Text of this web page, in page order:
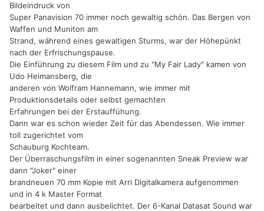
Bildeindruck von
Super Panavision 70 immer noch gewaltig schön. Das Bergen von
Waffen und Muniton am
Strand, während eines gewaltigen Sturms, war der Höhepünkt
nach der Erfrischungspause.
Die Einführung zu diesem Film und zu "My Fair Lady" kamen von
Udo Heimansberg, die
anderen von Wolfram Hannemann, wie immer mit
Produktionsdetails oder selbst gemachten
Erfahrungen bei der Erstauffühung.
Dann war es schon wieder Zeit für das Abendessen. Wie immer
toll zugerichtet vom
Schauburg Kochteam.
Der Überraschungsfilm in einer sogenannten Sneak Preview war
dann "Joker" einer
brandneuen 70 mm Kopie mit Arri Digitalkamera aufgenommen
und in 4 k Master Format
bearbeitet und dann ausbelichtet. Der 6-Kanal Datasat Sound war